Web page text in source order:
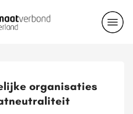
organisaties